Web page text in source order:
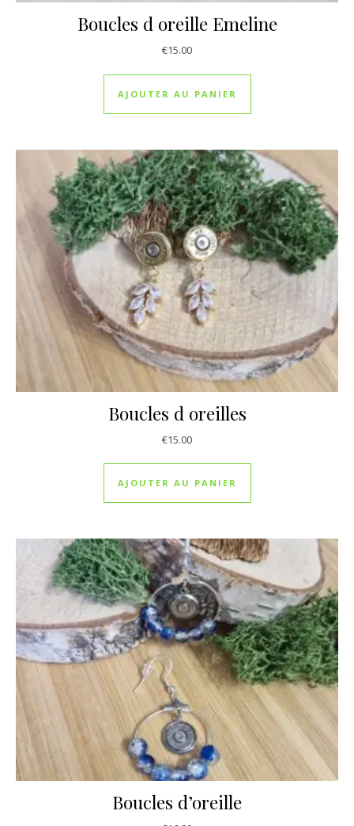
Boucles d oreille Emeline
€15.00
AJOUTER AU PANIER
Boucles d oreilles
€15.00
AJOUTER AU PANIER
Boucles d’oreille